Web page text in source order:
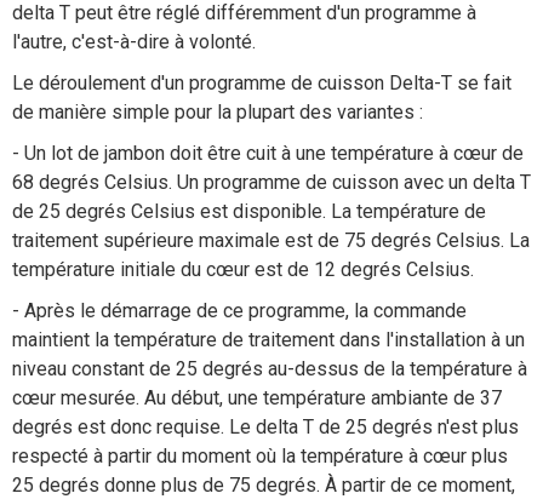
delta T peut être réglé différemment d'un programme à
l'autre, c'est-à-dire à volonté.
Le déroulement d'un programme de cuisson Delta-T se fait
de manière simple pour la plupart des variantes :
- Un lot de jambon doit être cuit à une température à cœur de
68 degrés Celsius. Un programme de cuisson avec un delta T
de 25 degrés Celsius est disponible. La température de
traitement supérieure maximale est de 75 degrés Celsius. La
température initiale du cœur est de 12 degrés Celsius.
- Après le démarrage de ce programme, la commande
maintient la température de traitement dans l'installation à un
niveau constant de 25 degrés au-dessus de la température à
cœur mesurée. Au début, une température ambiante de 37
degrés est donc requise. Le delta T de 25 degrés n'est plus
respecté à partir du moment où la température à cœur plus
25 degrés donne plus de 75 degrés. À partir de ce moment,